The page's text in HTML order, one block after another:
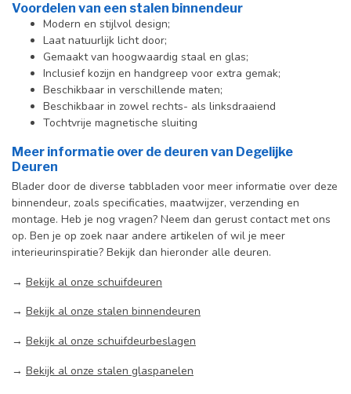
Voordelen van een stalen binnendeur
Modern en stijlvol design;
Laat natuurlijk licht door;
Gemaakt van hoogwaardig staal en glas;
Inclusief kozijn en handgreep voor extra gemak;
Beschikbaar in verschillende maten;
Beschikbaar in zowel rechts- als linksdraaiend
Tochtvrije magnetische sluiting
Meer informatie over de deuren van Degelijke
Deuren
Blader door de diverse tabbladen voor meer informatie over deze
binnendeur, zoals specificaties, maatwijzer, verzending en
montage. Heb je nog vragen? Neem dan gerust contact met ons
op. Ben je op zoek naar andere artikelen of wil je meer
interieurinspiratie? Bekijk dan hieronder alle deuren.
→ Bekijk al onze schuifdeuren
→ Bekijk al onze stalen binnendeuren
→ Bekijk al onze schuifdeurbeslagen
→ Bekijk al onze stalen glaspanelen